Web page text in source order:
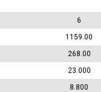
6
1159.00
268.00
23.000
8.800